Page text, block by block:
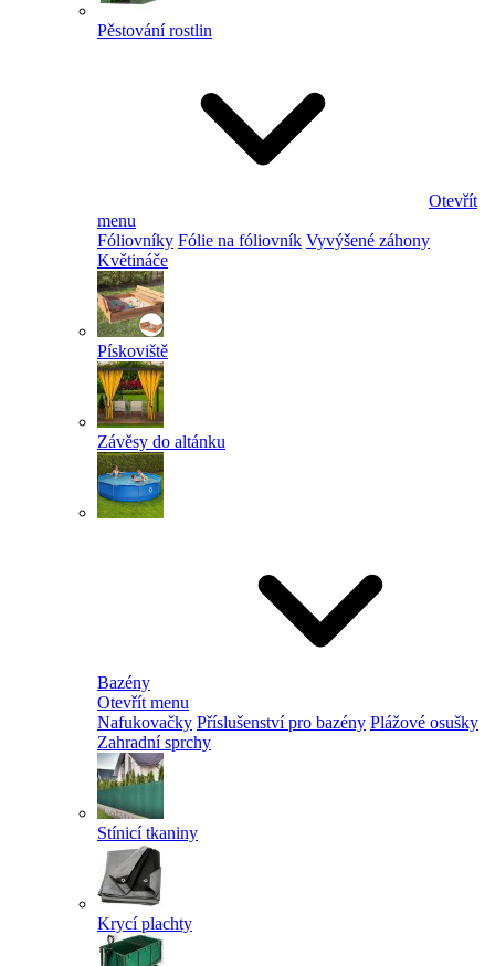
Pěstování rostlin
Otevřít
menu
Fóliovníky Fólie na fóliovník Vyvýšené záhony
Květináče
Pískoviště
Závěsy do altánku
Bazény
Otevřít menu
Nafukovačky Příslušenství pro bazény Plážové osušky
Zahradní sprchy
Stínicí tkaniny
Krycí plachty